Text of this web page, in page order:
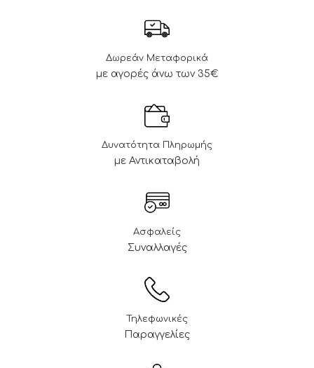
Δωρεάν Μεταφορικά
με αγορές άνω των 35€
Δυνατότητα Πληρωμής
με Αντικαταβολή
Ασφαλείς
Συναλλαγές
Τηλεφωνικές
Παραγγελίες